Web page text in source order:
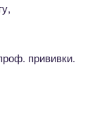
прививки.